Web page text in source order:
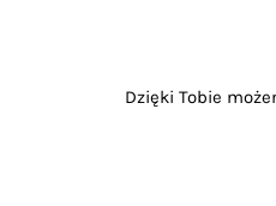
Dzięki Tobie